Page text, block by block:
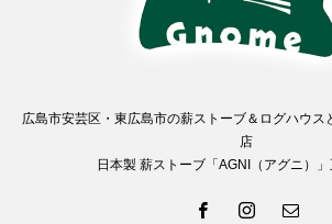
広島市安芸区・東広島市の薪ストーブ＆ログハウス
店
日本製 薪ストーブ「AGNI（アグニ）